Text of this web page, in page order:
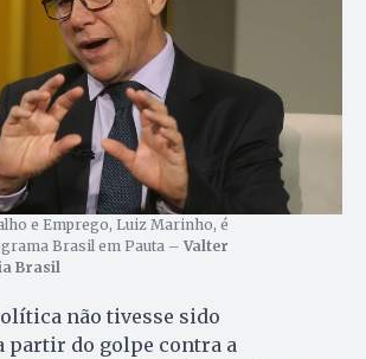
e Emprego, Luiz Marinho, é
Brasil em Pauta –Valter
Brasil
não tivesse sido
partir do golpe contra a